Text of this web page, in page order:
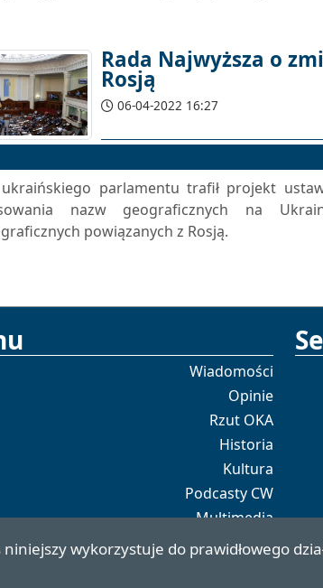
Rada Najwyższa o
Rosją
06-04-2022 16:27
parlamentu trafił projekt
nazw geograficznych na
powiązanych z Rosją.
Wiadomości
Opinie
Rzut OKA
Historia
Kultura
Podcasty CW
Multimedia
Portal
wykorzystuje do prawidłowego